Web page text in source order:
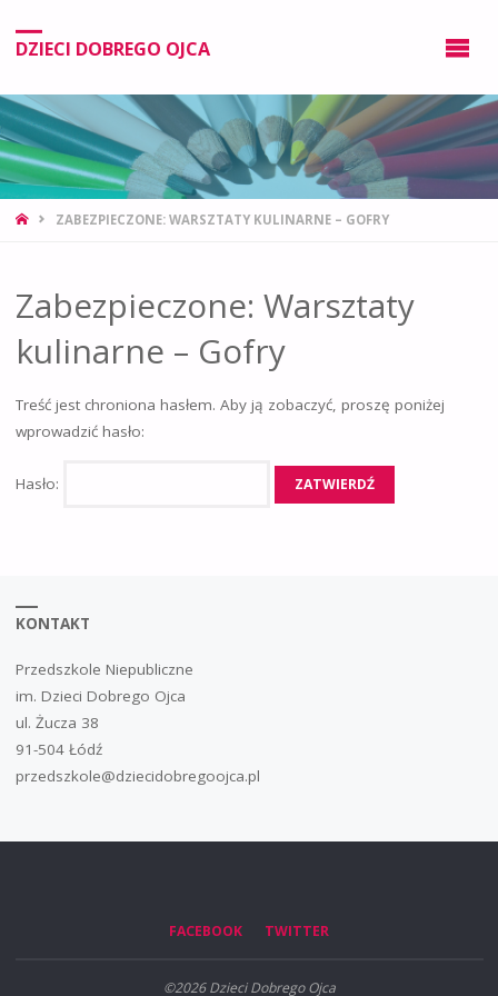
DZIECI DOBREGO OJCA
ZABEZPIECZONE: WARSZTATY KULINARNE – GOFRY
Zabezpieczone: Warsztaty
kulinarne – Gofry
Treść jest chroniona hasłem. Aby ją zobaczyć, proszę poniżej
wprowadzić hasło:
Hasło:
KONTAKT
Przedszkole Niepubliczne
im. Dzieci Dobrego Ojca
ul. Żucza 38
91-504 Łódź
przedszkole@dziecidobregoojca.pl
FACEBOOK TWITTER
©2026 Dzieci Dobrego Ojca